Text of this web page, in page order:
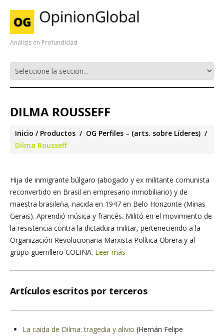
Análisis en Profundidad
DILMA ROUSSEFF
Inicio Productos
OG Perfiles – (arts. sobre Líderes)
Dilma Rousseff
Hija de inmigrante búlgaro (abogado y ex militante comunista
reconvertido en Brasil en empresario inmobiliario) y de
maestra brasileña, nacida en 1947 en Belo Horizonte (Minas
Gerais). Aprendió música y francés. Militó en el movimiento de
la resistencia contra la dictadura militar, perteneciendo a la
Organización Revolucionaria Marxista Política Obrera y al
grupo guerrillero COLINA. Leer más
Artículos escritos por terceros
La caída de Dilma: tragedia y alivio (Hernán Felipe